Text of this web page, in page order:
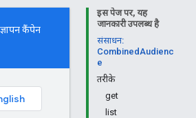
इस पेज पर, यह
जानकारी उपलब्ध है
संसाधन:
CombinedAudienc
e
तरीके
get
list
कैंपेन